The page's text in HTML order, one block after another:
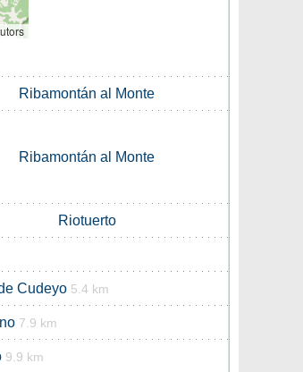
Ribamontán al Monte
Ribamontán al Monte
Riotuerto
Cudeyo 5.4 km
7.9 km
9.9 km